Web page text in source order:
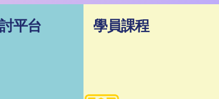
平台 學員課程